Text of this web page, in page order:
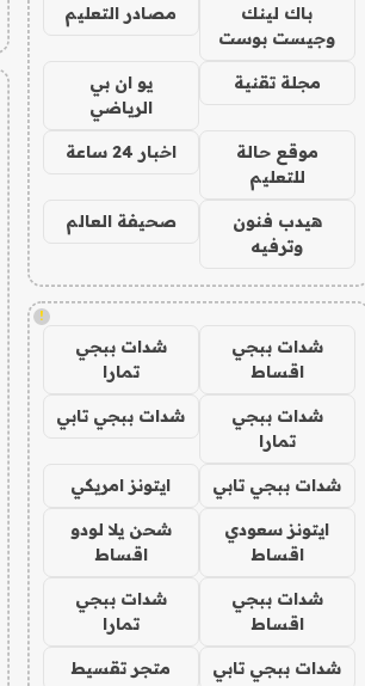
باك لينك
وجيست بوست
مصادر التعليم
مجلة تقنية
يو ان بي
الرياضي
موقع حالة
للتعليم
اخبار 24 ساعة
هيدب فنون
وترفيه
صحيفة العالم
!
شدات ببجي
اقساط
شدات ببجي
تمارا
شدات ببجي
تمارا
شدات ببجي تابي
شدات ببجي تابي ايتونز امريكي
ايتونز سعودي
اقساط
شحن يلا لودو
اقساط
شدات ببجي
اقساط
شدات ببجي
تمارا
شدات ببجي تابي متجر تقسيط